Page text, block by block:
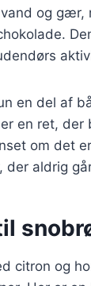
og gær,
en del af
en ret,
om det
der aldrig
citron og